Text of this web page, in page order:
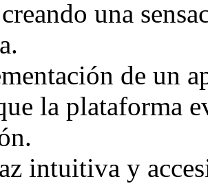
una
de un
la plataforma
intuitiva y